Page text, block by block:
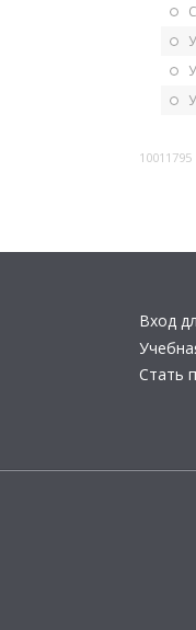
10011795
Вход
Стать